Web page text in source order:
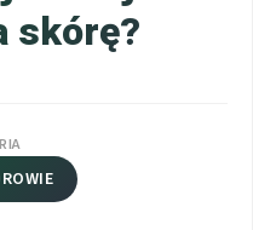
skórę?